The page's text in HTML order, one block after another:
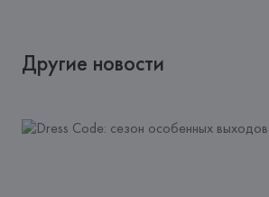
Другие новости